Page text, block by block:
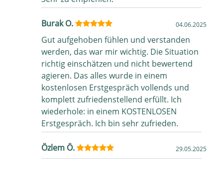
Burak O. 04.06.2025
Gut aufgehoben fühlen und verstanden
werden, das war mir wichtig. Die Situation
richtig einschätzen und nicht bewertend
agieren. Das alles wurde in einem
kostenlosen Erstgespräch vollends und
komplett zufriedenstellend erfüllt. Ich
wiederhole: in einem KOSTENLOSEN
Erstgespräch. Ich bin sehr zufrieden.
Özlem Ö. 29.05.2025